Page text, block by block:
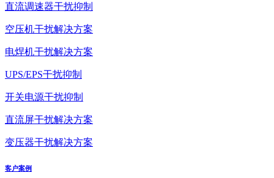
直流调速器干扰抑制
空压机干扰解决方案
电焊机干扰解决方案
UPS/EPS干扰抑制
开关电源干扰抑制
直流屏干扰解决方案
变压器干扰解决方案
客户案例